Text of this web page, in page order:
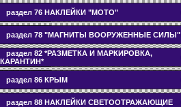
раздел 76 НАКЛЕЙКИ "МОТО"
раздел 78 "МАГНИТЫ ВООРУЖЕННЫЕ СИЛЫ"
раздел 82 *РАЗМЕТКА И МАРКИРОВКА,
КАРАНТИН*
раздел 86 КРЫМ
раздел 88 НАКЛЕЙКИ СВЕТООТРАЖАЮЩИЕ